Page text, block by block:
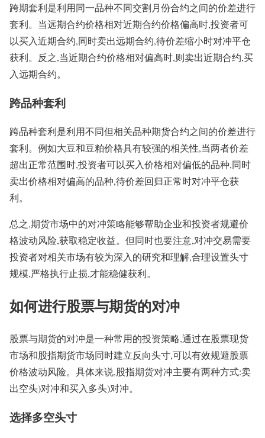
跨期套利是利用同一品种不同交割月份合约之间的价差进行
套利。当远期合约价格相对近期合约价格偏高时,投资者可
以买入近期合约,同时卖出远期合约,待价差缩小时对冲平仓
获利。反之,当近期合约价格相对偏高时,则卖出近期合约,买
入远期合约。
跨品种套利
跨品种套利是利用不同但相关品种期货合约之间的价差进行
套利。例如大豆和豆粕价格具有较强的相关性,当两者价差
超出正常范围时,投资者可以买入价格相对偏低的品种,同时
卖出价格相对偏高的品种,待价差回归正常时对冲平仓获
利。
总之,期货市场中的对冲策略能够帮助企业和投资者规避价
格波动风险,获取稳定收益。但同时也要注意,对冲交易需要
投资者对相关市场有较为深入的研究和理解,合理设置头寸
规模,严格执行止损,才能稳健获利。
如何进行股票与期货的对冲
股票与期货的对冲是一种常用的投资策略,通过在股票现货
市场和股指期货市场同时建立反向头寸,可以有效规避股票
价格波动风险。具体来说,股指期货对冲主要有两种方式:卖
出空头)对冲和买入多头)对冲。
选择多空头寸